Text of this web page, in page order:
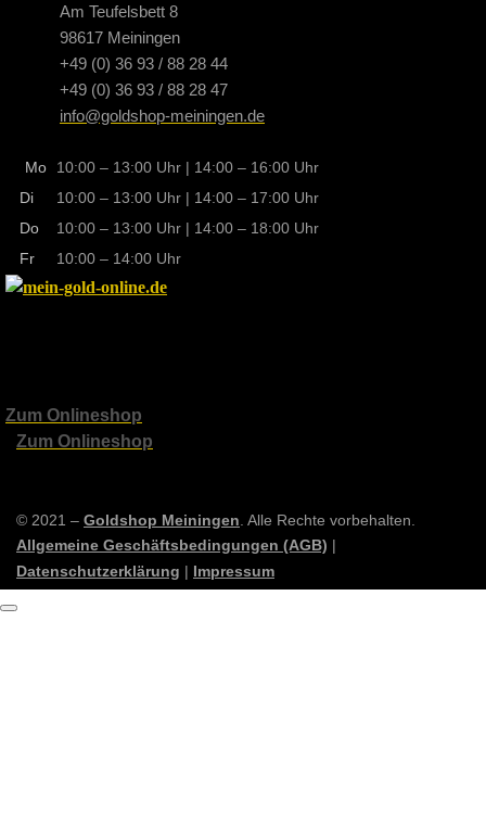
Am Teufelsbett 8
98617 Meiningen
+49 (0) 36 93 / 88 28 44
+49 (0) 36 93 / 88 28 47
info@goldshop-meiningen.de
Mo
10:00 – 13:00 Uhr | 14:00 – 16:00 Uhr
Di
10:00 – 13:00 Uhr | 14:00 – 17:00 Uhr
Do
10:00 – 13:00 Uhr | 14:00 – 18:00 Uhr
Fr
10:00 – 14:00 Uhr
Zum Onlineshop
Zum Onlineshop
© 2021 – Goldshop Meiningen . Alle Rechte vorbehalten.
Allgemeine Geschäftsbedingungen (AGB) |
Datenschutzerklärung | Impressum